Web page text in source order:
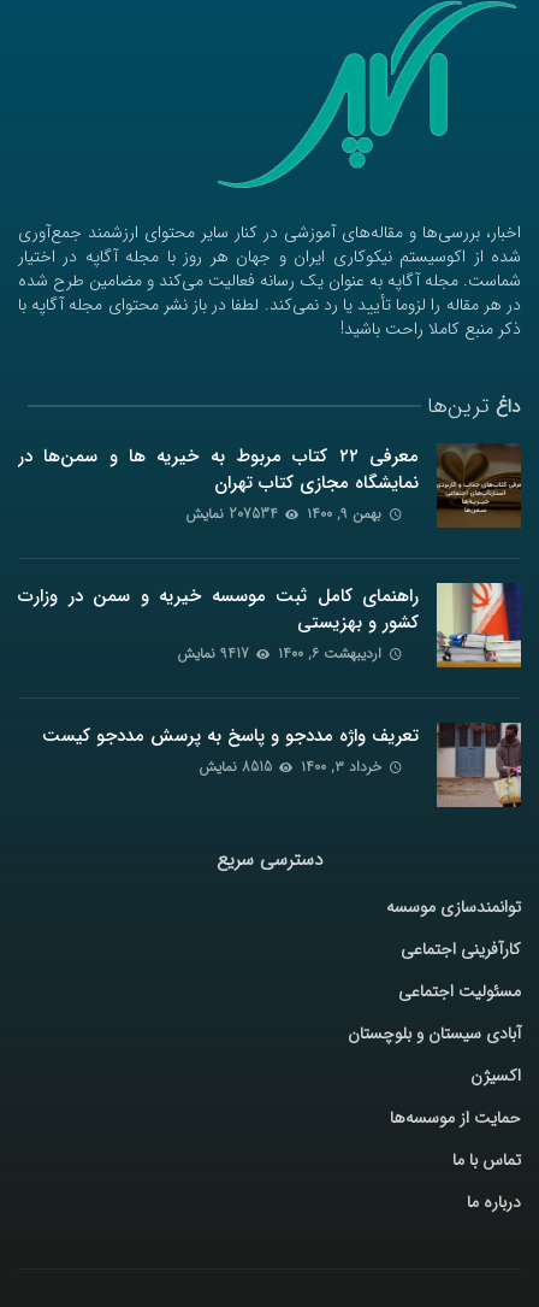
اخبار، بررسی‌ها و مقاله‌های آموزشی در کنار سایر محتوای ارزشمند جمع‌آوری
شده از اکوسیستم نیکوکاری ایران و جهان هر روز با مجله آگاپه در اختیار
شماست. مجله آگاپه به عنوان یک رسانه فعالیت می‌کند و مضامین طرح شده
در هر مقاله را لزوما تأیید یا رد نمی‌کند. لطفا در باز نشر محتوای مجله آگاپه با
ذکر منبع کاملا راحت باشید!
داغ ترین‌ها
معرفی ۲۲ کتاب مربوط به خیریه ها و سمن‌ها در
نمایشگاه مجازی کتاب تهران
بهمن ۹, ۱۴۰۰ 207534 نمایش
راهنمای کامل ثبت موسسه خیریه و سمن در وزارت
کشور و بهزیستی
اردیبهشت ۶, ۱۴۰۰ 9417 نمایش
تعریف واژه مددجو و پاسخ به پرسش مددجو کیست
خرداد ۳, ۱۴۰۰ 8515 نمایش
دسترسی سریع
توانمندسازی موسسه
کارآفرینی اجتماعی
مسئولیت اجتماعی
آبادی سیستان و بلوچستان
اکسیژن
حمایت از موسسه‌ها
تماس با ما
درباره ما